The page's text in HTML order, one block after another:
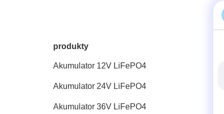
produkty
Akumulator 12V LiFePO4
Akumulator 24V LiFePO4
Akumulator 36V LiFePO4